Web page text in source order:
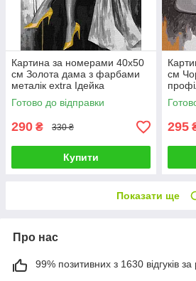
Картина за номерами 40х50
см Золота дама з фарбами
металік extra Ідейка
KHO8539
Готово до відправки
290 ₴ 330 ₴
Купити
см
295
Показати ще
Про нас
99% позитивних з 1630 відгуків за